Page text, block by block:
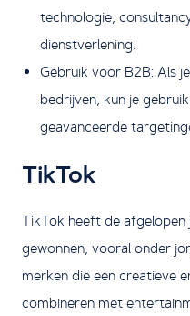
technologie,
dienstverlening.
Gebruik voor B2B: Als
bedrijven, kun je
geavanceerde
TikTok
TikTok heeft de
gewonnen, vooral onder
merken die een creatieve
combineren met